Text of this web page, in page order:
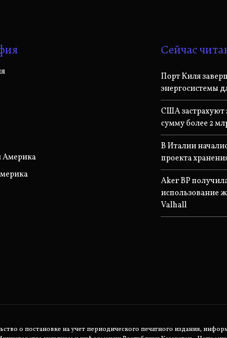
Америка
Сейчас
Порт Киля
энергосистемы
США застрахуют
сумму более 2
В Италии
проекта
Aker BP
использование
Valhall
о постановке на учет периодического печатного издания,